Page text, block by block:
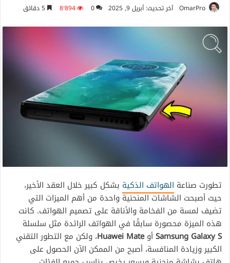
OmarPro آخر تحديث: أبريل 9, 2025 0 8٬894
تطورت صناعة الهواتف الذكية بشكل كبير خلال العقد الأخير،
حيث أصبحت الشاشات المنحنية واحدة من أهم الميزات التي
تضيف لمسة من الفخامة والأناقة على تصميم الهواتف. كانت
هذه الميزة محصورة سابقًا في الهواتف الرائدة مثل سلسلة
Samsung Galaxy SأوHuawei Mate، ولكن مع التطور التقني
الكبير وزيادة المنافسة، أصبح من الممكن الآن الحصول على